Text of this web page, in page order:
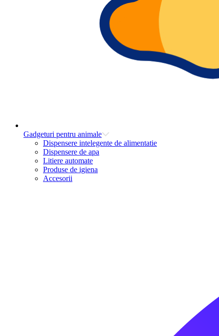
Gadgeturi pentru animale
Dispensere intelegente de alimentatie
Dispensere de apa
Litiere automate
Produse de igiena
Accesorii